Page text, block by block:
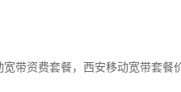
带资费套餐，西安移动宽带套餐